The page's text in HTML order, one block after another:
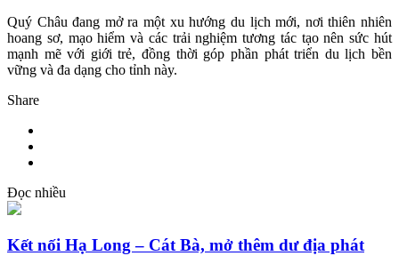
Quý Châu đang mở ra một xu hướng du lịch mới, nơi thiên nhiên
hoang sơ, mạo hiểm và các trải nghiệm tương tác tạo nên sức hút
mạnh mẽ với giới trẻ, đồng thời góp phần phát triển du lịch bền
vững và đa dạng cho tỉnh này.
Share
Đọc nhiều
Kết nối Hạ Long – Cát Bà, mở thêm dư địa phát